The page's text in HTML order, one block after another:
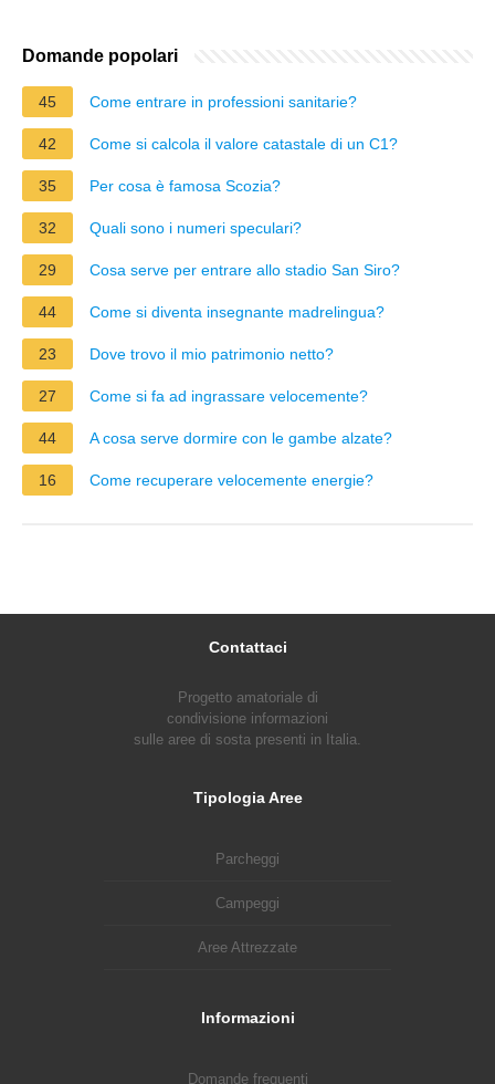
Domande popolari
45 Come entrare in professioni sanitarie?
42 Come si calcola il valore catastale di un C1?
35 Per cosa è famosa Scozia?
32 Quali sono i numeri speculari?
29 Cosa serve per entrare allo stadio San Siro?
44 Come si diventa insegnante madrelingua?
23 Dove trovo il mio patrimonio netto?
27 Come si fa ad ingrassare velocemente?
44 A cosa serve dormire con le gambe alzate?
16 Come recuperare velocemente energie?
Contattaci
Progetto amatoriale di
condivisione informazioni
sulle aree di sosta presenti in Italia.
Tipologia Aree
Parcheggi
Campeggi
Aree Attrezzate
Informazioni
Domande frequenti